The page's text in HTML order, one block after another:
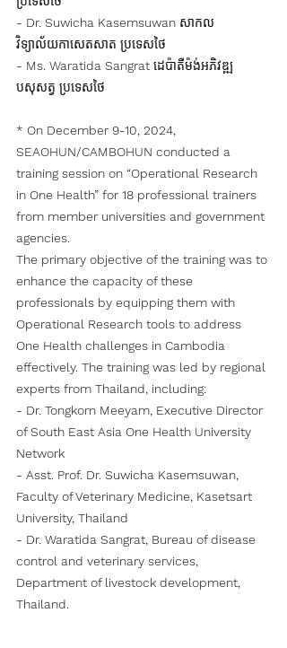
- Dr. Suwicha Kasemsuwan សាកល
វិទ្យាល័យកាសេតសាត ប្រទេសថៃ
- Ms. Waratida Sangrat ដេប៉ាតឺម៉ង់អភិវឌ្ឍ
បសុសត្វ ប្រទេសថៃ
* On December 9-10, 2024,
SEAOHUN/CAMBOHUN conducted a
training session on “Operational Research
in One Health” for 18 professional trainers
from member universities and government
agencies.
The primary objective of the training was to
enhance the capacity of these
professionals by equipping them with
Operational Research tools to address
One Health challenges in Cambodia
effectively. The training was led by regional
experts from Thailand, including:
- Dr. Tongkorn Meeyam, Executive Director
of South East Asia One Health University
Network
- Asst. Prof. Dr. Suwicha Kasemsuwan,
Faculty of Veterinary Medicine, Kasetsart
University, Thailand
- Dr. Waratida Sangrat, Bureau of disease
control and veterinary services,
Department of livestock development,
Thailand.